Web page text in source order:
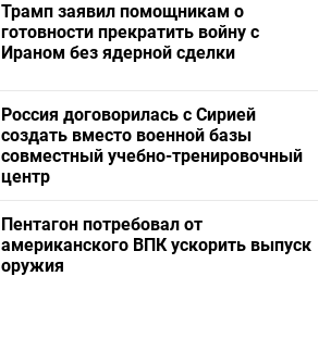
Трамп заявил помощникам о
готовности прекратить войну с
Ираном без ядерной сделки
Россия договорилась с Сирией
создать вместо военной базы
совместный учебно-тренировочный
центр
Пентагон потребовал от
американского ВПК ускорить выпуск
оружия